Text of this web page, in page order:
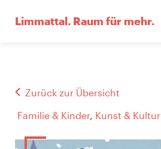
Limmattal. Raum für mehr.
Zurück zur Übersicht
Familie & Kinder, Kunst & Kultur